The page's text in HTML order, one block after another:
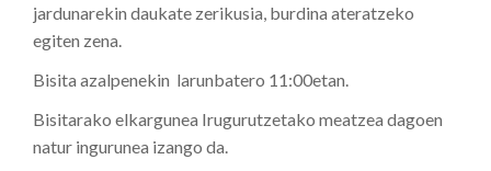
jardunarekin daukate zerikusia, burdina ateratzeko
egiten zena.
Bisita azalpenekin larunbatero 11:00etan.
Bisitarako elkargunea Irugurutzetako meatzea dagoen
natur ingurunea izango da.